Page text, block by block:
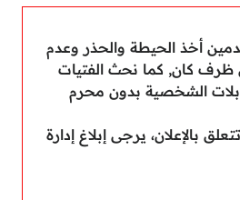
أخذ الحيطة والحذر وعدم
ظرف كان, كما نحث الفتيات
الشخصية بدون محرم
بالإعلان، يرجى إبلاغ إدارة